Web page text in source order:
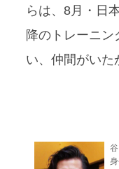
らは、8月・日
降のトレーニ
い、仲間がい